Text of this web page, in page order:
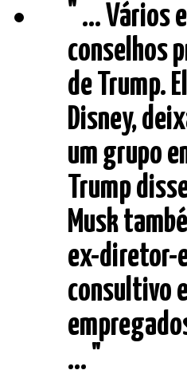
" ... Vários
conselhos
de Trump.
Disney,
um grupo
Trump
Musk
ex-diretor-
consultivo
... "